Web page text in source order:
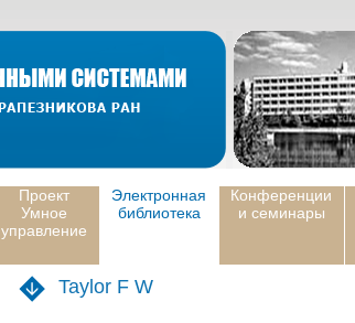
Проект
Умное
управление
Электронная
библиотека
Конференции
и семинары
Taylor F W